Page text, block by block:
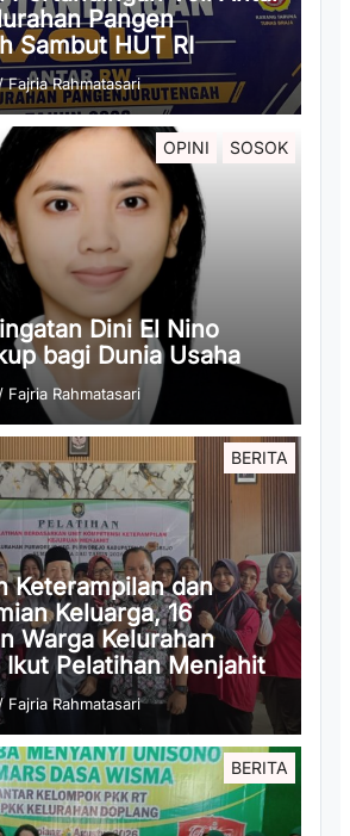
Pangen
Sambut HUT RI
Fajria Rahmatasari
OPINI SOSOK
Dini El Nino
bagi Dunia Usaha
/ Fajria Rahmatasari
BERITA
Keterampilan dan
Keluarga, 16
Warga Kelurahan
Pelatihan Menjahit
Fajria Rahmatasari
BERITA